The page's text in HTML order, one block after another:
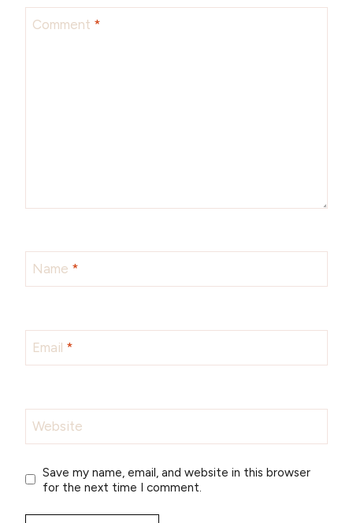
Comment *
Name *
Email *
Website
Save my name, email, and website in this browser
for the next time I comment.